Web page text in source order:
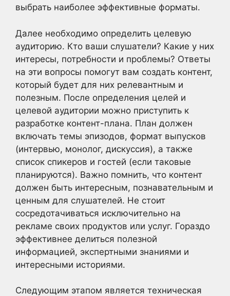
выбрать наиболее эффективные форматы.
Далее необходимо определить целевую
аудиторию. Кто ваши слушатели? Какие у них
интересы, потребности и проблемы? Ответы
на эти вопросы помогут вам создать контент,
который будет для них релевантным и
полезным. После определения целей и
целевой аудитории можно приступить к
разработке контент-плана. План должен
включать темы эпизодов, формат выпусков
(интервью, монолог, дискуссия), а также
список спикеров и гостей (если таковые
планируются). Важно помнить, что контент
должен быть интересным, познавательным и
ценным для слушателей. Не стоит
сосредотачиваться исключительно на
рекламе своих продуктов или услуг. Гораздо
эффективнее делиться полезной
информацией, экспертными знаниями и
интересными историями.
Следующим этапом является техническая